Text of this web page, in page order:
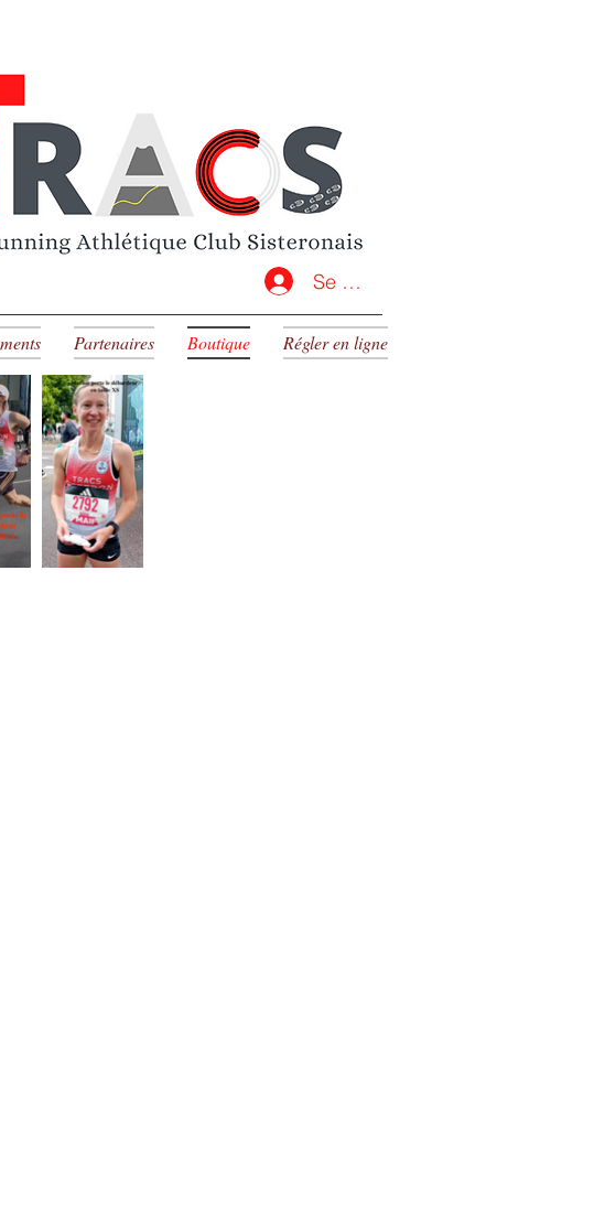
Guide des tailles
se fera en fonction des quantités en pré-
(06.78.97.75.91).
Se connecter
Partenaires Boutique Régler en ligne